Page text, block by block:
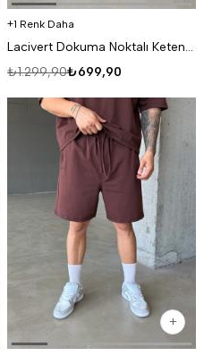
1 Renk Daha
Lacivert Dokuma Noktalı Keten Şort SNZ 1174
₺699,90
₺1.299,90